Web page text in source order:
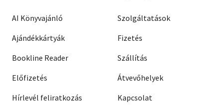
AI Könyvajánló
Ajándékkártyák
Bookline Reader
Előfizetés
Hírlevél feliratkozás
Szolgáltatások
Fizetés
Szállítás
Átvevőhelyek
Kapcsolat